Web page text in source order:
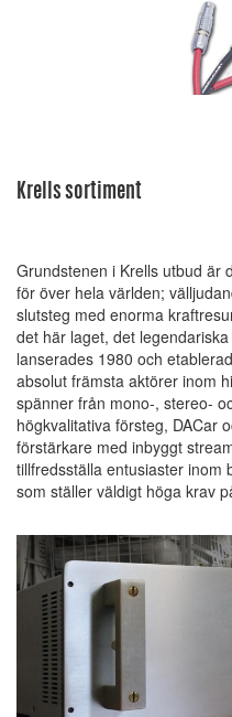
Krells sortiment
Grundstenen i Krells utbud är
för över hela världen;
slutsteg med enorma
det här laget, det
lanserades 1980 och
absolut främsta aktörer inom
spänner från mono-, stereo-
högkvalitativa försteg, DACar
förstärkare med inbyggt
tillfredsställa entusiaster inom
som ställer väldigt höga krav